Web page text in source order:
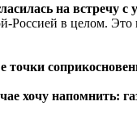
на встречу с
в целом.
точки
напомнить: